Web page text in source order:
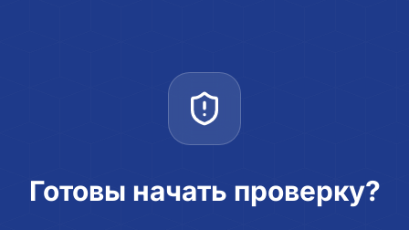
Готовы начать проверку?